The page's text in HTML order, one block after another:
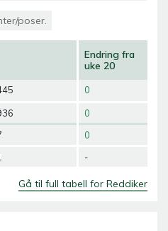
poser.
Endring fra
uke 20
0
0
0
-
Gå til full tabell for Reddiker